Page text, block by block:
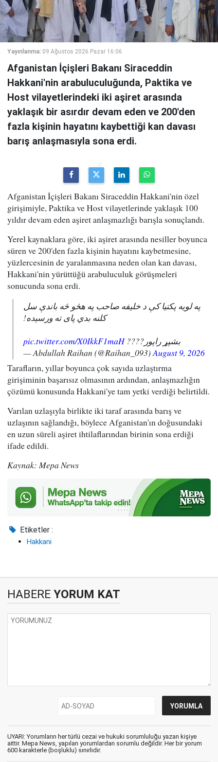
Yayınlanma: 09 Ağustos 2026 Pazar 16:06
Afganistan İçişleri Bakanı Siraceddin
Hakkani'nin arabuluculuğunda, Paktika ve
Host vilayetlerindeki iki aşiret arasında
yaklaşık bir asırdır devam eden ve 200'den
fazla kişinin hayatını kaybettiği kan davası
barış anlaşmasıyla sona erdi.
Afganistan İçişleri Bakanı Siraceddin Hakkani'nin özel
girişimiyle, Paktika ve Host vilayetlerinde yaklaşık 100
yıldır devam eden aşiret anlaşmazlığı barışla sonuçlandı.
Yerel kaynaklara göre, iki aşiret arasında nesiller boyunca
süren ve 200'den fazla kişinin hayatını kaybetmesine,
yüzlercesinin de yaralanmasına neden olan kan davası,
Hakkani'nin yürüttüğü arabuluculuk görüşmeleri
sonucunda sona erdi.
په لویه پکتیا کې د خلیفه صاحب په هڅو څه باندې سل
کلنه بدي پای ته ورسېده!
بشپړ راپور????pic.twitter.com/X0IkkF1maH
— Abdullah Raihan (@Raihan_093)August 9, 2026
Tarafların, yıllar boyunca çok sayıda uzlaştırma
girişiminin başarısız olmasının ardından, anlaşmazlığın
çözümü konusunda Hakkani'ye tam yetki verdiği belirtildi.
Varılan uzlaşıyla birlikte iki taraf arasında barış ve
uzlaşının sağlandığı, böylece Afganistan'ın doğusundaki
en uzun süreli aşiret ihtilaflarından birinin sona erdiği
ifade edildi.
Kaynak: Mepa News
Etiketler :
Hakkani
HABERE YORUM KAT
UYARI: Yorumların her türlü cezai ve hukuki sorumluluğu yazan kişiye
aittir. Mepa News, yapılan yorumlardan sorumlu değildir. Her bir yorum
600 karakterle (boşluklu) sınırlıdır.